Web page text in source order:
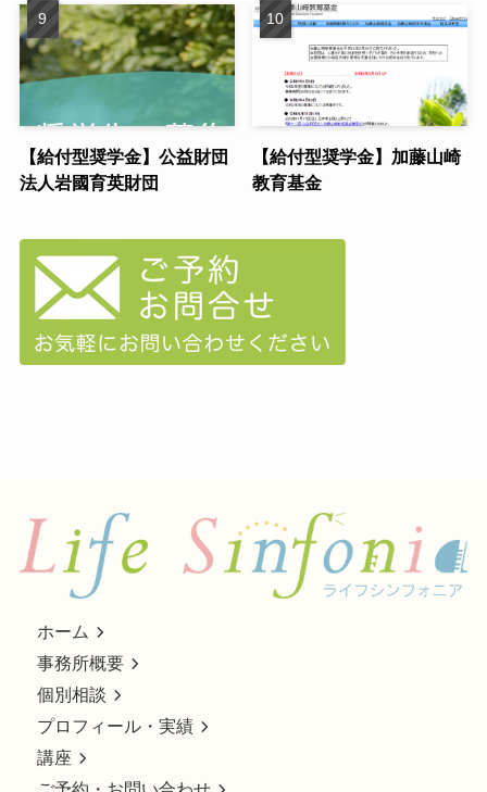
【給付型奨学金】公益財団
法人岩國育英財団
【給付型奨学金】加藤山崎
教育基金
ホーム
事務所概要
個別相談
プロフィール・実績
講座